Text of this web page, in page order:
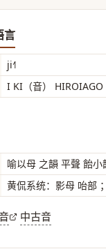
言
ji˧˥
I KI（音） HIROIAGO
喻以母 之韻 平聲 飴小
黄侃系统：影母 咍部
中古音